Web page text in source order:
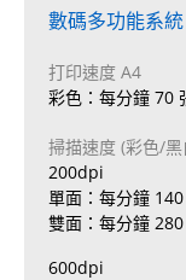
數碼多功能系統
打印速度 A4
彩色：每分鐘 70
掃描速度 (彩色/黑
200dpi
單面：每分鐘
雙面：每分鐘
600dpi